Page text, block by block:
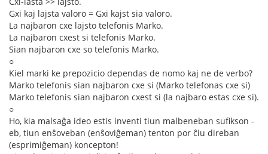
Gxi kaj lajsta valoro = Gxi kajst sia valoro.
La najbaron cxe lajsto telefonis Marko.
La najbaron cxest si telefonis Marko.
Sian najbaron cxe so telefonis Marko.
○
Kiel marki ke prepozicio dependas de nomo kaj ne de verbo?
Marko telefonis sian najbaron cxe si (Marko telefonas cxe si)
Marko telefonis sian najbaron cxest si (la najbaro estas cxe si).
○
Ho, kia malsaĝa ideo estis inventi tiun malbeneban sufikson -
eb, tiun enŝoveban (enŝoviĝeman) tenton por ĉiu direban
(esprimiĝeman) koncepton!